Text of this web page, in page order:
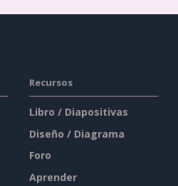
Recursos
Libro / Diapositivas
Diseño / Diagrama
Foro
Aprender